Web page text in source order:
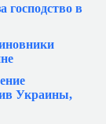
господство в
Украины,